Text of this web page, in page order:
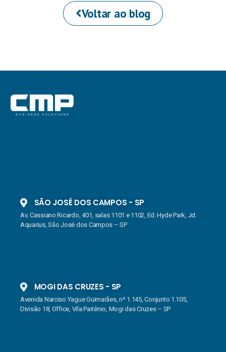
Voltar ao blog
SÃO JOSÉ DOS CAMPOS - SP
Av. Cassiano Ricardo, 401, salas 1101 e 1102, Ed. Hyde Park, Jd.
Aquarius, São José dos Campos – SP
MOGI DAS CRUZES - SP
Avenida Narciso Yague Guimarães, nº 1.145, Conjunto 1.105,
Divisão 18, Office, Vila Partênio, Mogi das Cruzes – SP